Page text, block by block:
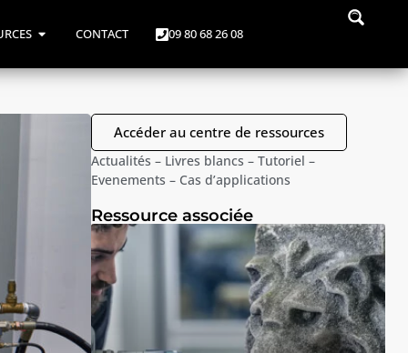
CONTACT 09 80 68 26 08
Accéder au centre de ressources
Actualités – Livres blancs – Tutoriel –
Evenements – Cas d’applications
Ressource associée